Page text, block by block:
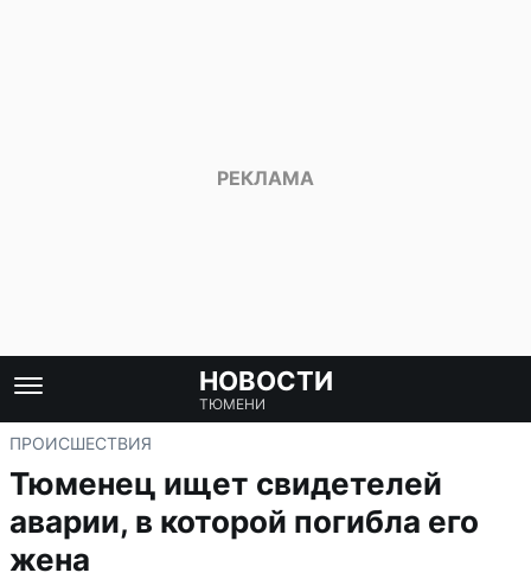
НОВОСТИ
ТЮМЕНИ
ПРОИСШЕСТВИЯ
Тюменец ищет свидетелей
аварии, в которой погибла его
жена